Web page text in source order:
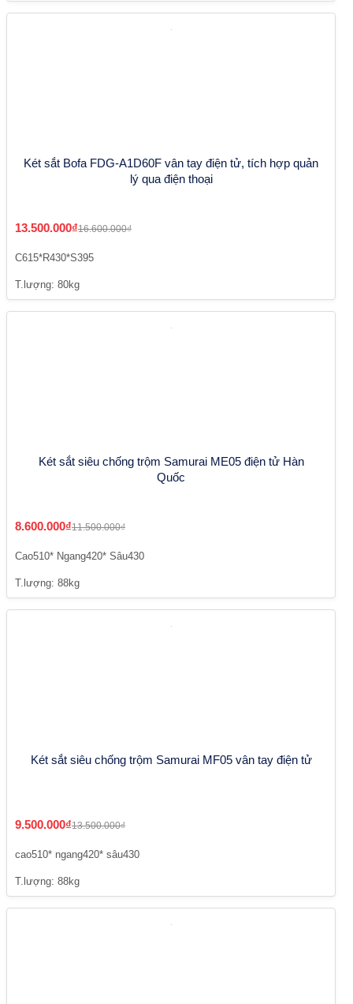
Két sắt Bofa FDG-A1D60F vân tay điện tử, tích hợp quản
lý qua điện thoại
13.500.000₫16.600.000₫
C615*R430*S395
T.lượng: 80kg
Két sắt siêu chống trộm Samurai ME05 điện tử Hàn
Quốc
8.600.000₫11.500.000₫
Cao510* Ngang420* Sâu430
T.lượng: 88kg
Két sắt siêu chống trộm Samurai MF05 vân tay điện tử
9.500.000₫13.500.000₫
cao510* ngang420* sâu430
T.lượng: 88kg